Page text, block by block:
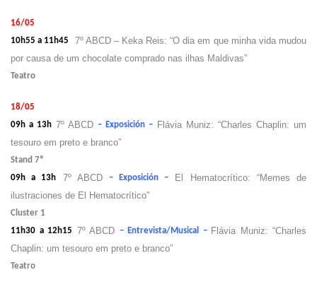
16/05
10h55 a 11h45
7º ABCD – Keka Reis: “O dia em que minha vida mudou
por causa de um chocolate comprado nas ilhas Maldivas”
Teatro
18/05
09h a 13h 7º ABCD – Exposición – Flávia Muniz: “Charles Chaplin: um
tesouro em preto e branco”
Stand 7º
09h a 13h
7º ABCD – Exposición – El Hematocrítico: “Memes de
ilustraciones de El Hematocrítico”
Cluster 1
11h30 a 12h15
7º ABCD – Entrevista/Musical – Flávia Muniz: “Charles
Chaplin: um tesouro em preto e branco”
Teatro